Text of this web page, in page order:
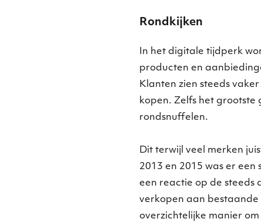
Rondkijken
In het digitale tijdperk
producten en
Klanten zien steeds
kopen. Zelfs het
rondsnuffelen.
Dit terwijl veel merken
2013 en 2015 was er een
een reactie op de
verkopen aan bestaande
overzichtelijke manier